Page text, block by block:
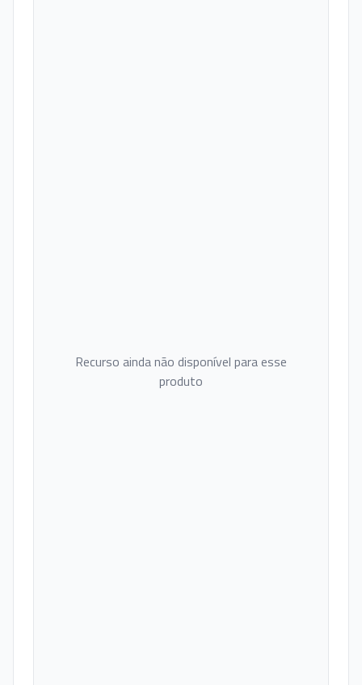
Recurso ainda não disponível para esse
produto